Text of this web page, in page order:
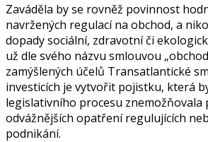
Zaváděla by se rovněž povinnost
navržených regulací na obchod, a
dopady sociální, zdravotní či
už dle svého názvu smlouvou
zamýšlených účelů Transatlantické
investicích je vytvořit pojistku, která
legislativního procesu znemožňovala
odvážnějších opatření regulujících
podnikání.